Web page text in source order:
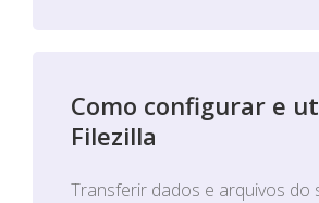
Como configurar e
Filezilla
Transferir dados e arquivos do